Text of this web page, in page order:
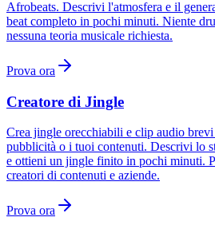
Afrobeats. Descrivi l'atmosfera e il
beat completo in pochi minuti. Niente
nessuna teoria musicale richiesta.
Prova ora
Creatore di Jingle
Crea jingle orecchiabili e clip audio
pubblicità o i tuoi contenuti. Descrivi lo
e ottieni un jingle finito in pochi minuti.
creatori di contenuti e aziende.
Prova ora